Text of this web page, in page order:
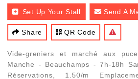
Set Up Your Stall Send A
Share QR Code
Vide-greniers et marché aux
Manche - Beauchamps - 7h-18h
Réservations, 1.50/m